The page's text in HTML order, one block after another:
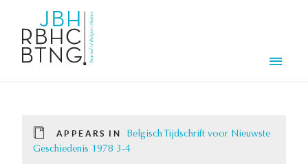
APPEARS IN
Belgisch Tijdschrift voor Nieuwste
Geschiedenis 1978 3-4